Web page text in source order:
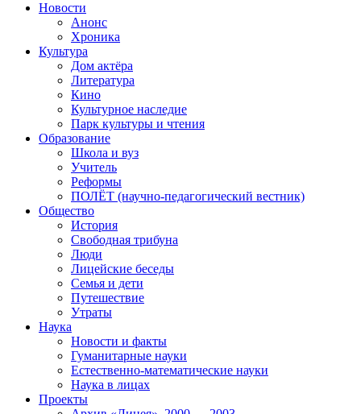
Новости
Анонс
Хроника
Культура
Дом актёра
Литература
Кино
Культурное наследие
Парк культуры и чтения
Образование
Школа и вуз
Учитель
Реформы
ПОЛЁТ (научно-педагогический вестник)
Общество
История
Свободная трибуна
Люди
Лицейские беседы
Семья и дети
Путешествие
Утраты
Наука
Новости и факты
Гуманитарные науки
Естественно-математические науки
Наука в лицах
Проекты